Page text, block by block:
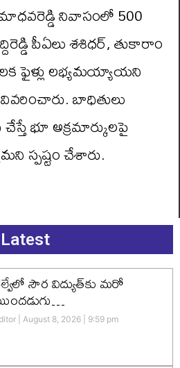
మాధవరెడ్డి నివాసంలో 500
పీఏలు శశిధర్, తుకారాం
ఫైళ్లు లభ్యమయ్యాయని
బాధితులు
భూ అక్రమార్కులపై
స్పష్టం చేశారు.
Latest
సౌర విద్యుత్‌కు మరో
August 8, 2026 9:59 pm